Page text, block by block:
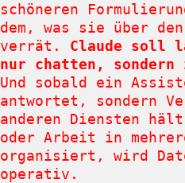
schöneren
dem, was sie über
verrät. Claude soll
nur chatten, sondern
Und sobald ein
antwortet, sondern
anderen Diensten
oder Arbeit in
organisiert, wird
operativ.